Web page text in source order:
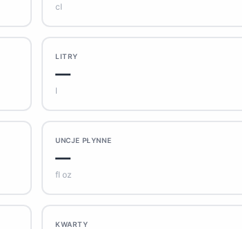
cl
LITRY
—
l
UNCJE PŁYNNE
—
fl oz
KWARTY